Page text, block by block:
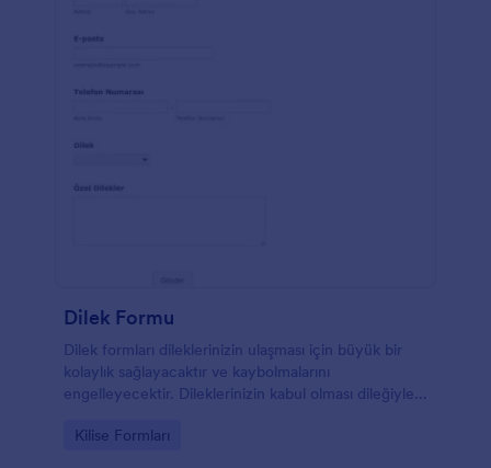
Dilek Formu
Dilek formları dileklerinizin ulaşması için büyük bir
kolaylık sağlayacaktır ve kaybolmalarını
engelleyecektir. Dileklerinizin kabul olması dileğiyle...
Go to Category:
Kilise Formları